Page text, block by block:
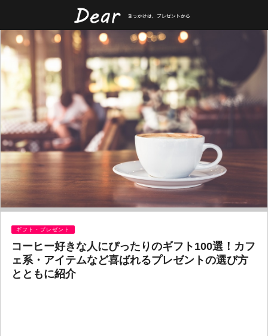
ギフト・プレゼント
コーヒー好きな人にぴったりのギフト100選！カフ
ェ系・アイテムなど喜ばれるプレゼントの選び方
とともに紹介